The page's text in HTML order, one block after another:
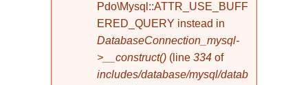
Pdo\Mysql::ATTR_USE_BUFF
ERED_QUERY instead in
DatabaseConnection_mysql-
>__construct() (line 334 of
includes/database/mysql/datab